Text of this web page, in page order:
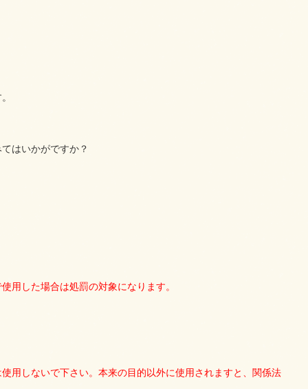
はいかがですか？
用した場合は処罰の対象になります。
用しないで下さい。本来の目的以外に使用されますと、関係法